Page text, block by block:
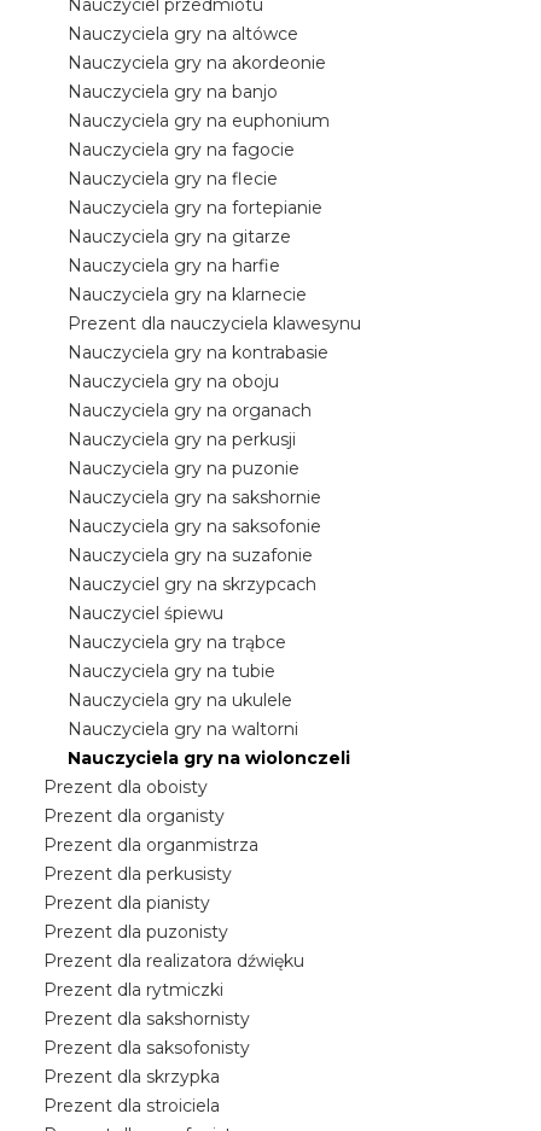
Nauczyciel przedmiotu
Nauczyciela gry na altówce
Nauczyciela gry na akordeonie
Nauczyciela gry na banjo
Nauczyciela gry na euphonium
Nauczyciela gry na fagocie
Nauczyciela gry na flecie
Nauczyciela gry na fortepianie
Nauczyciela gry na gitarze
Nauczyciela gry na harfie
Nauczyciela gry na klarnecie
Prezent dla nauczyciela klawesynu
Nauczyciela gry na kontrabasie
Nauczyciela gry na oboju
Nauczyciela gry na organach
Nauczyciela gry na perkusji
Nauczyciela gry na puzonie
Nauczyciela gry na sakshornie
Nauczyciela gry na saksofonie
Nauczyciela gry na suzafonie
Nauczyciel gry na skrzypcach
Nauczyciel śpiewu
Nauczyciela gry na trąbce
Nauczyciela gry na tubie
Nauczyciela gry na ukulele
Nauczyciela gry na waltorni
Nauczyciela gry na wiolonczeli
Prezent dla oboisty
Prezent dla organisty
Prezent dla organmistrza
Prezent dla perkusisty
Prezent dla pianisty
Prezent dla puzonisty
Prezent dla realizatora dźwięku
Prezent dla rytmiczki
Prezent dla sakshornisty
Prezent dla saksofonisty
Prezent dla skrzypka
Prezent dla stroiciela